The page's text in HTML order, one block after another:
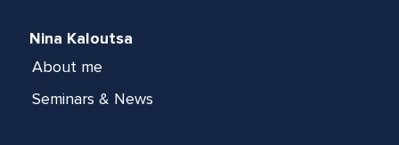
Nina Kaloutsa
About me
Seminars & News